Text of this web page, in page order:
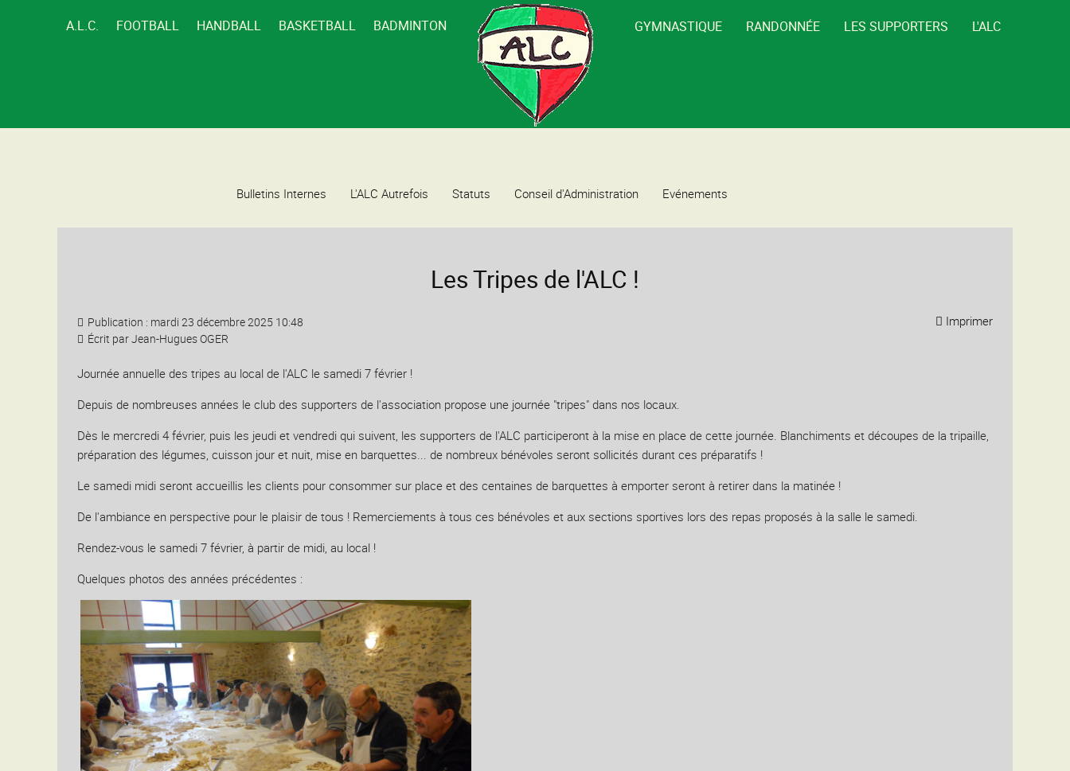
A.L.C. FOOTBALL HANDBALL BASKETBALL BADMINTON GYMNASTIQUE RANDONNÉE LES SUPPORTERS L'ALC
Bulletins Internes L'ALC Autrefois Statuts Conseil d'Administration Evénements
Les Tripes de l'ALC !
Imprimer
Publication : mardi 23 décembre 2025 10:48
Écrit parJean-Hugues OGER
Journée annuelle des tripes au local de l'ALC le samedi 7 février !
Depuis de nombreuses années le club des supporters de l'association propose une journée "tripes" dans nos locaux.
Dès le mercredi 4 février, puis les jeudi et vendredi qui suivent, les supporters de l'ALC participeront à la mise en place de cette journée. Blanchiments et découpes de la tripaille,
préparation des légumes, cuisson jour et nuit, mise en barquettes... de nombreux bénévoles seront sollicités durant ces préparatifs !
Le samedi midi seront accueillis les clients pour consommer sur place et des centaines de barquettes à emporter seront à retirer dans la matinée !
De l'ambiance en perspective pour le plaisir de tous ! Remerciements à tous ces bénévoles et aux sections sportives lors des repas proposés à la salle le samedi.
Rendez-vous le samedi 7 février, à partir de midi, au local !
Quelques photos des années précédentes :